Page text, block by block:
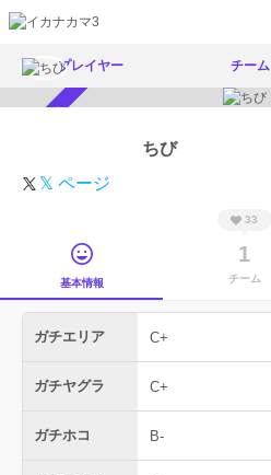
プレイヤー チーム
ちび
𝕏 ページ
基本情報
33
1
チーム
ガチエリア C+
ガチヤグラ C+
ガチホコ B-